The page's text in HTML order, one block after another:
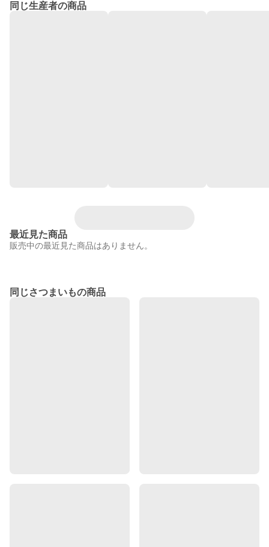
同じ生産者の商品
最近見た商品
販売中の最近見た商品はありません。
同じさつまいもの商品